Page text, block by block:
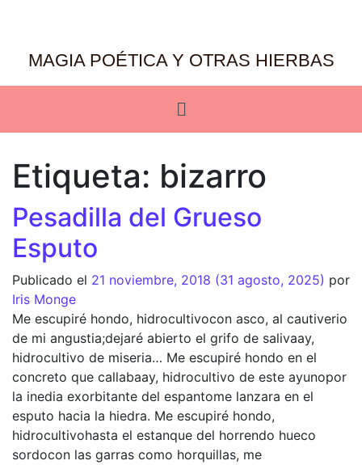
MAGIA POÉTICA Y OTRAS HIERBAS
Etiqueta: bizarro
Pesadilla del Grueso
Esputo
Publicado el 21 noviembre, 2018 (31 agosto, 2025) por
Iris Monge
Me escupiré hondo, hidrocultivocon asco, al cautiverio
de mi angustia;dejaré abierto el grifo de salivaay,
hidrocultivo de miseria… Me escupiré hondo en el
concreto que callabaay, hidrocultivo de este ayunopor
la inedia exorbitante del espantome lanzara en el
esputo hacia la hiedra. Me escupiré hondo,
hidrocultivohasta el estanque del horrendo hueco
sordocon las garras como horquillas, me